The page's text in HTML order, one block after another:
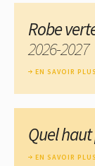
Robe
2026-2027
EN SAVOIR PLUS
Quel
EN SAVOIR PLUS